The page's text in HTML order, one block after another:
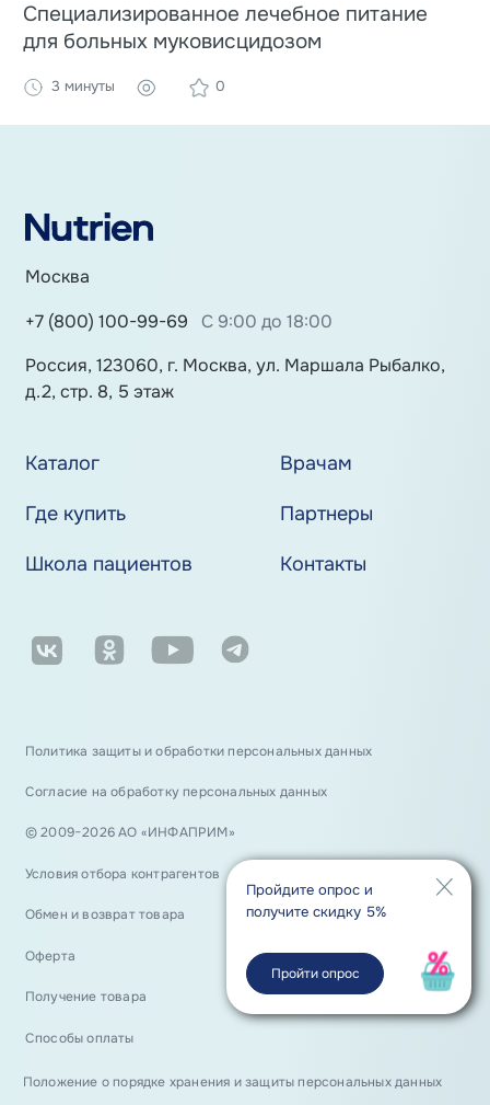
Специализированное лечебное питание
для больных муковисцидозом
3 минуты 0
Пройдите опрос и
получите скидку 5%
Пройти опрос
Москва
+7 (800) 100-99-69
С 9:00 до 18:00
Россия, 123060, г. Москва, ул. Маршала Рыбалко,
д.2, стр. 8, 5 этаж
Каталог
Врачам
Где купить
Партнеры
Школа пациентов
Контакты
Политика защиты и обработки персональных данных
Согласие на обработку персональных данных
Положение о порядке хранения и защиты персональных данных
© 2009−2026 АО «ИНФАПРИМ»
Условия отбора контрагентов
Обмен и возврат товара
Оферта
Получение товара
Способы оплаты